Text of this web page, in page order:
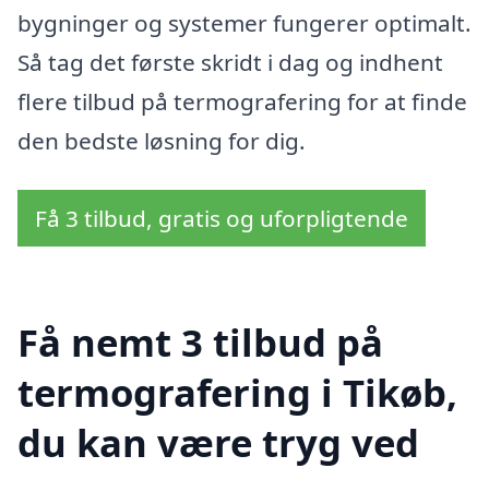
bygninger og systemer fungerer optimalt.
Så tag det første skridt i dag og indhent
flere tilbud på termografering for at finde
den bedste løsning for dig.
Få 3 tilbud, gratis og uforpligtende
Få nemt 3 tilbud på
termografering i Tikøb,
du kan være tryg ved